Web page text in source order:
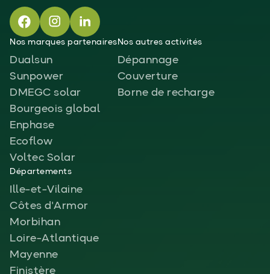
Nos marques partenaires
Dualsun
Sunpower
DMEGC solar
Bourgeois global
Enphase
Ecoflow
Voltec Solar
Nos autres activités
Dépannage
Couverture
Borne de recharge
Départements
Ille-et-Vilaine
Côtes d'Armor
Morbihan
Loire-Atlantique
Mayenne
Finistère